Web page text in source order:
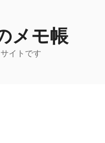
メモ帳
イトです